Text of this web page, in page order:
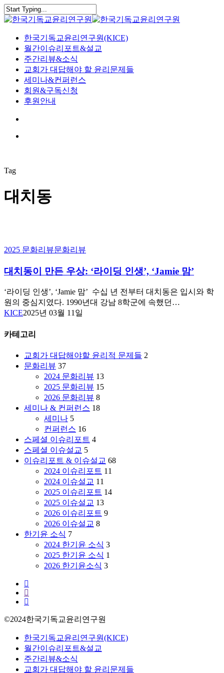
Skip
to
main
content
Close
search
Menu
한국기독교윤리연구원(KICE)
월간이슈리포트&설교
주간리뷰&소식
교회가 대답해야 할 윤리문제들
세미나&컨퍼런스
회원&구독신청
후원안내
Tag
대치동
대
동
만
든
우
‘라
2025 문화리뷰문화리뷰
대치동이 만든 우상: ‘라이딩 인생’, ‘Jamie 맘’
‘라이딩 인생’, ‘Jamie 맘’ 수십 년 전부터 대치동은 입시와 학
원의 중심지였다. 1990년대 강남 8학군에 속했던…
KICE2025년 03월 11일
카테고리
교회가 대답해야할 윤리적 문제들 2
문화리뷰 37
2024 문화리뷰 13
2025 문화리뷰 15
2026 문화리뷰 8
세미나 & 컨퍼런스 18
세미나 5
컨퍼런스 16
스페셜 이슈리포트 4
스페셜 이슈설교 5
이슈리포트 & 이슈설교 68
2024 이슈리포트 11
2024 이슈설교 11
2025 이슈리포트 14
2025 이슈설교 13
2026 이슈리포트 9
2026 이슈설교 8
한기윤 소식 7
2024 한기윤 소식 3
2025 한기윤 소식 1
2026 한기윤소식 3
facebook
youtube
instagram
©2024한국기독교윤리연구원
Close
Menu
한국기독교윤리연구원(KICE)
월간이슈리포트&설교
주간리뷰&소식
교회가 대답해야 할 윤리문제들